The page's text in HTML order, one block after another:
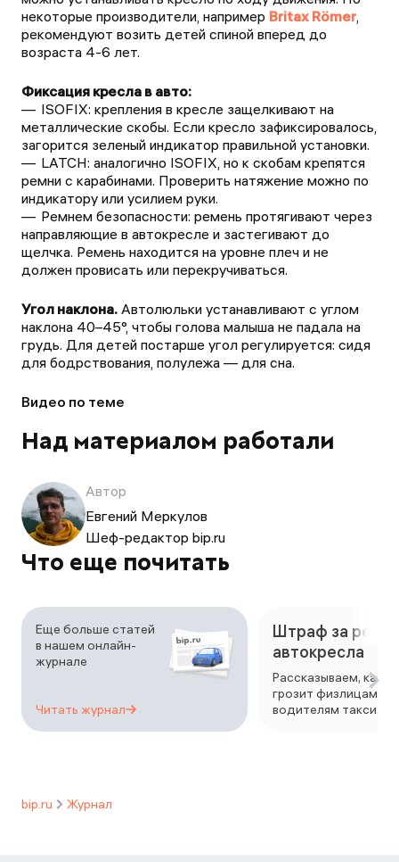
некоторые производители, например Britax Römer,
рекомендуют возить детей спиной вперед до
возраста 4-6 лет.
Фиксация кресла в авто:
ISOFIX: крепления в кресле защелкивают на
металлические скобы. Если кресло зафиксировалось,
загорится зеленый индикатор правильной установки.
LATCH: аналогично ISOFIX, но к скобам крепятся
ремни с карабинами. Проверить натяжение можно по
индикатору или усилием руки.
Ремнем безопасности: ремень протягивают через
направляющие в автокресле и застегивают до
щелчка. Ремень находится на уровне плеч и не
должен провисать или перекручиваться.
Угол наклона. Автолюльки устанавливают с углом
наклона 40–45°, чтобы голова малыша не падала на
грудь. Для детей постарше угол регулируется: сидя
для бодрствования, полулежа — для сна.
Видео по теме
Над материалом работали
Автор
Евгений Меркулов
Шеф-редактор bip.ru
Что еще почитать
Еще больше статей
в нашем онлайн-
журнале
Читать журнал
Штраф за
автокресла
Рассказываем,
грозит физлицам,
водителям такси.
bip.ru Журнал